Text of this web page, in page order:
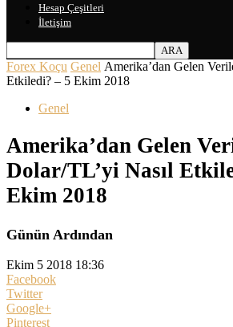
Hesap Çeşitleri
İletişim
Forex Koçu Genel Amerika’dan Gelen
Etkiledi? – 5 Ekim 2018
Genel
Amerika’dan Gelen
Dolar/TL’yi Nasıl
Ekim 2018
Günün Ardından
Ekim 5 2018 18:36
Facebook
Twitter
Google+
Pinterest